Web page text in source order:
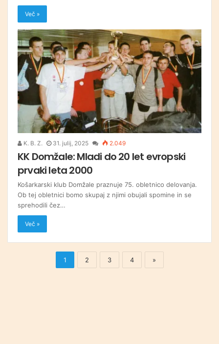
Več »
K. B. Z. 31. julij, 2025 2.049
KK Domžale: Mladi do 20 let evropski
prvaki leta 2000
Košarkarski klub Domžale praznuje 75. obletnico delovanja.
Ob tej obletnici bomo skupaj z njimi obujali spomine in se
sprehodili čez…
Več »
1 2 3 4 »